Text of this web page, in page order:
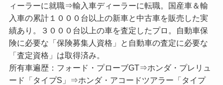
ィーラーに就職⇒輸入車ディーラーに転職。国産車＆輸
入車の累計１０００台以上の新車と中古車を販売した実
績あり。３０００台以上の車を査定したプロ。自動車保
険に必要な「保険募集人資格」と自動車の査定に必要な
「査定資格」は取得済み。
所有車遍歴：フォード・プローブGT⇒ホンダ・プレリュ
ード「タイプS」⇒ホンダ・アコードツアラー「タイプ